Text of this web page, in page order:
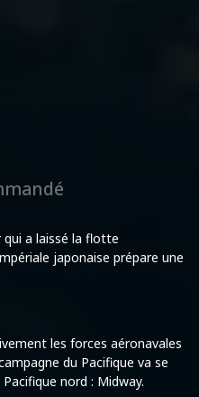
qui a laissé la flotte
japonaise prépare une
les forces aéronavales
du Pacifique va se
nord : Midway.